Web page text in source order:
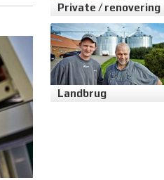
Private / renovering
Landbrug